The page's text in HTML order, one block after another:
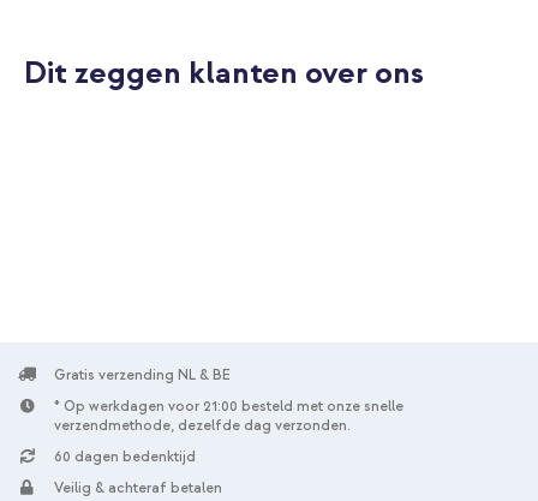
(2025) 11 inch A16 / iPad 10 (2022) 10.9 inch - Roze + Wall
Charger - Oplader - USB-C en USB aansluiting - Power Delivery
- 20 Watt - Wit
Dit zeggen klanten over ons
Gratis verzending NL & BE
* Op werkdagen voor 21:00 besteld met onze snelle
verzendmethode, dezelfde dag verzonden.
60 dagen bedenktijd
Veilig & achteraf betalen